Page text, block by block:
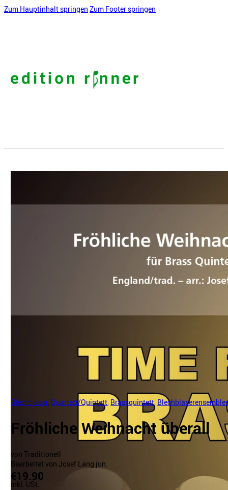
Zum Hauptinhalt springen Zum Footer springen
Blechbläser,Quartett/Quintett Brassquintett
Fröhliche Weihnacht überall
von Traditionell
Bearbeitet von Josef Lang jun.
€19.90
inkl. USt.